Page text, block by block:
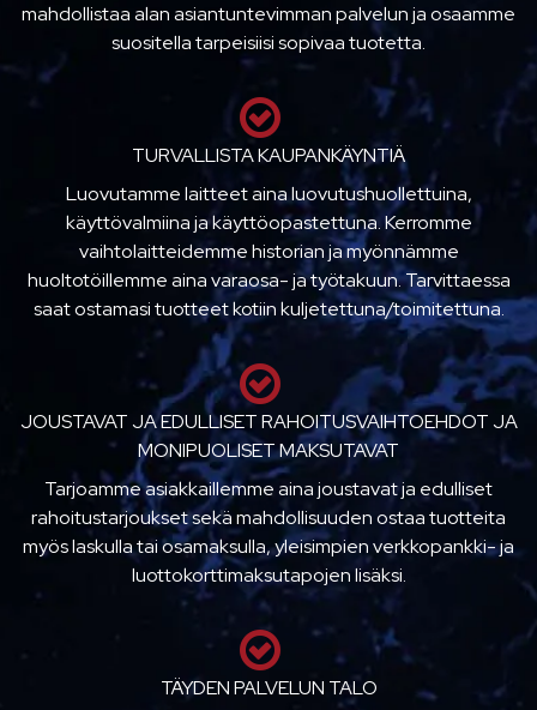
mahdollistaa alan asiantuntevimman palvelun ja osaamme
suositella tarpeisiisi sopivaa tuotetta.
TURVALLISTA KAUPANKÄYNTIÄ
Luovutamme laitteet aina luovutushuollettuina,
käyttövalmiina ja käyttöopastettuna. Kerromme
vaihtolaitteidemme historian ja myönnämme
huoltotöillemme aina varaosa- ja työtakuun. Tarvittaessa
saat ostamasi tuotteet kotiin kuljetettuna/toimitettuna.
JOUSTAVAT JA EDULLISET RAHOITUSVAIHTOEHDOT JA
MONIPUOLISET MAKSUTAVAT
Tarjoamme asiakkaillemme aina joustavat ja edulliset
rahoitustarjoukset sekä mahdollisuuden ostaa tuotteita
myös laskulla tai osamaksulla, yleisimpien verkkopankki- ja
luottokorttimaksutapojen lisäksi.
TÄYDEN PALVELUN TALO